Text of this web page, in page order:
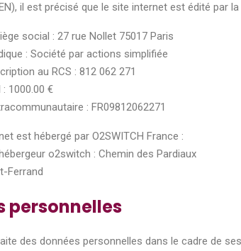
il est précisé que le site internet est édité par
social : 27 rue Nollet 75017 Paris
: Société par actions simplifiée
au RCS : 812 062 271
1000.00 €
: FR09812062271
est hébergé par O2SWITCH France :
o2switch : Chemin des Pardiaux
Ferrand
personnelles
des données personnelles dans le cadre de